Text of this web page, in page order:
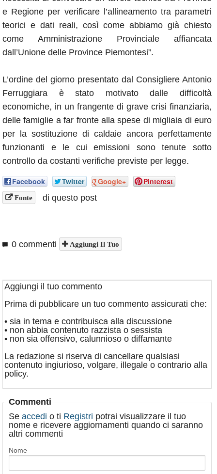
e Regione per verificare l’allineamento tra parametri
teorici e dati reali, così come abbiamo già chiesto
come Amministrazione Provinciale affiancata
dall’Unione delle Province Piemontesi”.
L’ordine del giorno presentato dal Consigliere Antonio
Ferruggiara è stato motivato dalle difficoltà
economiche, in un frangente di grave crisi finanziaria,
delle famiglie a far fronte alla spese di migliaia di euro
per la sostituzione di caldaie ancora perfettamente
funzionanti e le cui emissioni sono tenute sotto
controllo da costanti verifiche previste per legge.
Facebook Twitter Google+ Pinterest
Fonte di questo post
0 commenti Aggiungi Il Tuo
Aggiungi il tuo commento
Prima di pubblicare un tuo commento assicurati che:
• sia in tema e contribuisca alla discussione
• non abbia contenuto razzista o sessista
• non sia offensivo, calunnioso o diffamante
La redazione si riserva di cancellare qualsiasi
contenuto ingiurioso, volgare, illegale o contrario alla
policy.
Commenti
Se accedi o ti Registri potrai visualizzare il tuo
nome e ricevere aggiornamenti quando ci saranno
altri commenti
Nome